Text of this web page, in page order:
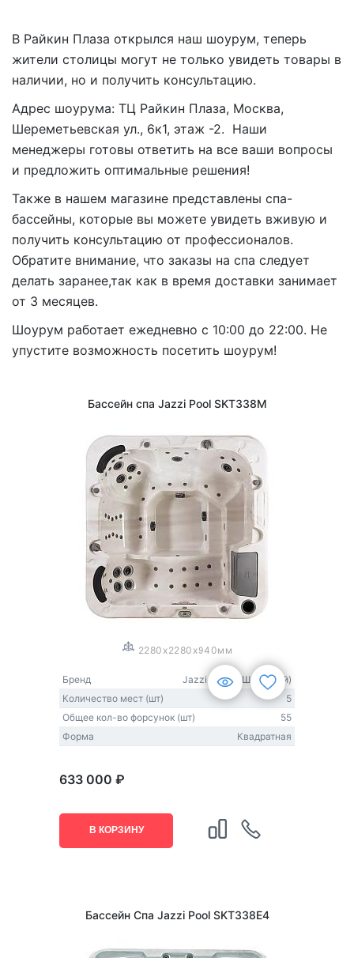
В Райкин Плаза открылся наш шоурум, теперь
жители столицы могут не только увидеть товары в
наличии, но и получить консультацию.
Адрес шоурума: ТЦ Райкин Плаза, Москва,
Шереметьевская ул., 6к1, этаж -2. Наши
менеджеры готовы ответить на все ваши вопросы
и предложить оптимальные решения!
Также в нашем магазине представлены спа-
бассейны, которые вы можете увидеть вживую и
получить консультацию от профессионалов.
Обратите внимание, что заказы на спа следует
делать заранее,так как в время доставки занимает
от 3 месяцев.
Шоурум работает ежедневно с 10:00 до 22:00. Не
упустите возможность посетить шоурум!
Бассейн спа Jazzi Pool SKT338M
2280x2280x940мм
Бренд
Jazzi Pool (США-Китай)
Количество мест (шт)
5
Общее кол-во форсунок (шт)
55
Форма
Квадратная
633 000 ₽
В КОРЗИНУ
Бассейн Спа Jazzi Pool SKT338E4